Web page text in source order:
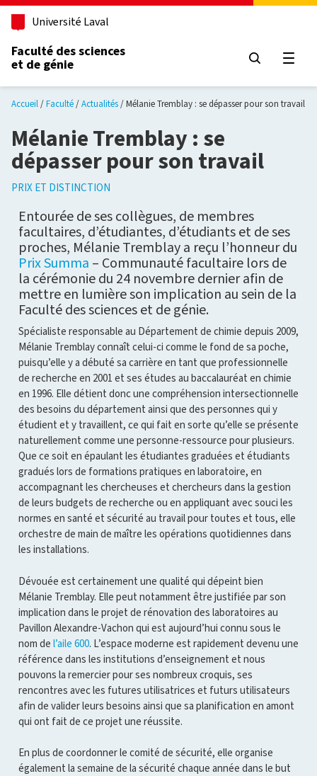
Aller au contenu principal
Université Laval
Faculté des sciences
et de génie
Accueil Faculté Actualités Mélanie Tremblay : se dépasser pour son travail
Mélanie Tremblay : se
dépasser pour son travail
PRIX ET DISTINCTION
Entourée de ses collègues, de membres
facultaires, d’étudiantes, d’étudiants et de ses
proches, Mélanie Tremblay a reçu l’honneur du
Prix Summa – Communauté facultaire lors de
la cérémonie du 24 novembre dernier afin de
mettre en lumière son implication au sein de la
Faculté des sciences et de génie.
Spécialiste responsable au Département de chimie depuis 2009,
Mélanie Tremblay connaît celui-ci comme le fond de sa poche,
puisqu’elle y a débuté sa carrière en tant que professionnelle
de recherche en 2001 et ses études au baccalauréat en chimie
en 1996. Elle détient donc une compréhension intersectionnelle
des besoins du département ainsi que des personnes qui y
étudient et y travaillent, ce qui fait en sorte qu’elle se présente
naturellement comme une personne-ressource pour plusieurs.
Que ce soit en épaulant les étudiantes graduées et étudiants
gradués lors de formations pratiques en laboratoire, en
accompagnant les chercheuses et chercheurs dans la gestion
de leurs budgets de recherche ou en appliquant avec souci les
normes en santé et sécurité au travail pour toutes et tous, elle
orchestre de main de maître les opérations quotidiennes dans
les installations.
Dévouée est certainement une qualité qui dépeint bien
Mélanie Tremblay. Elle peut notamment être justifiée par son
implication dans le projet de rénovation des laboratoires au
Pavillon Alexandre-Vachon qui est aujourd’hui connu sous le
nom de l’aile 600. L’espace moderne est rapidement devenu une
référence dans les institutions d’enseignement et nous
pouvons la remercier pour ses nombreux croquis, ses
rencontres avec les futures utilisatrices et futurs utilisateurs
afin de valider leurs besoins ainsi que sa planification en amont
qui ont fait de ce projet une réussite.
En plus de coordonner le comité de sécurité, elle organise
également la semaine de la sécurité chaque année dans le but